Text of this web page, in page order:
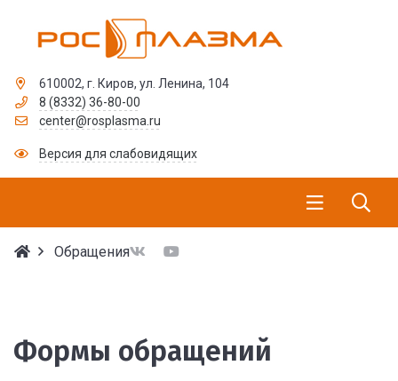
610002, г. Киров, ул. Ленина, 104
8 (8332) 36-80-00
center@rosplasma.ru
Версия для слабовидящих
Обращения
Формы обращений